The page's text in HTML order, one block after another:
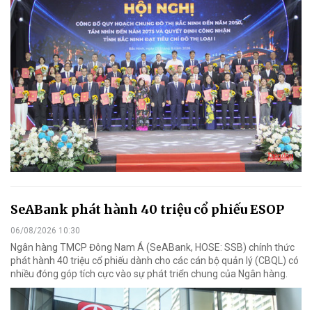
SeABank phát hành 40 triệu cổ phiếu ESOP
06/08/2026 10:30
Ngân hàng TMCP Đông Nam Á (SeABank, HOSE: SSB) chính thức
phát hành 40 triệu cổ phiếu dành cho các cán bộ quản lý (CBQL) có
nhiều đóng góp tích cực vào sự phát triển chung của Ngân hàng.